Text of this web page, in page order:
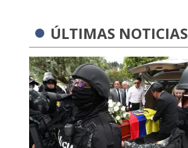
ÚLTIMAS NOTICIAS